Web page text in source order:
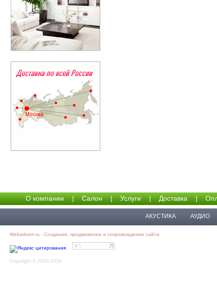
О компании | Салон | Услуги | Доставка |
АКУСТИКА АУДИО
Webadvert.ru - Создание, продвижение и сопровождение сайта
Copyright © 2005-2026